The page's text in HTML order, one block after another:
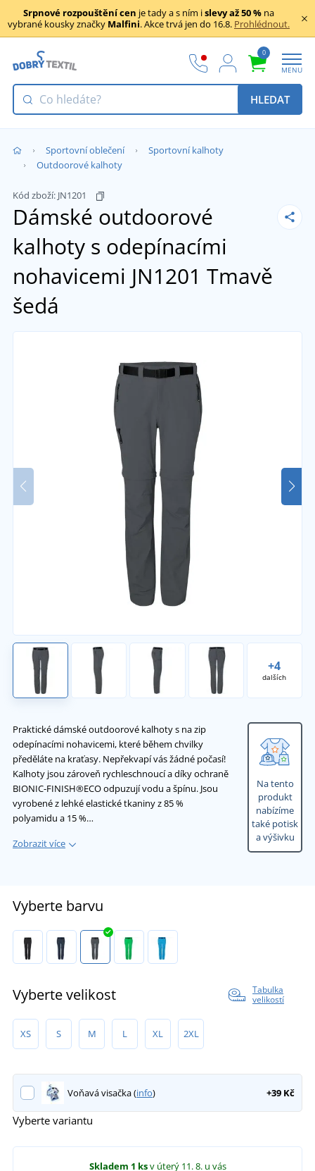
Srpnové rozpouštění cen je tady a s ním islevy až 50 % na
vybrané kousky značky Malfini. Akce trvá jen do 16.8. Prohlédnout.
0
MENU
HLEDAT
Sportovní oblečení
Sportovní kalhoty
Outdoorové kalhoty
Kód zboží: JN1201
Dámské outdoorové
kalhoty s odepínacími
nohavicemi JN1201 Tmavě
šedá
+4
dalších
Praktické dámské outdoorové kalhoty s na zip
odepínacími nohavicemi, které během chvilky
předěláte na kraťasy. Nepřekvapí vás žádné počasí!
Kalhoty jsou zároveň rychleschnoucí a díky ochraně
BIONIC-FINISH®ECO odpuzují vodu a špínu. Jsou
vyrobené z lehké elastické tkaniny z 85 %
polyamidu a 15 %…
Zobrazit více
Na tento
produkt
nabízíme
také potisk
a výšivku
Vyberte barvu
Vyberte velikost
Tabulka
velikostí
XS S M L XL 2XL
Voňavá visačka (info) +39 Kč
Vyberte variantu
Skladem 1 ksv úterý 11. 8. u vás